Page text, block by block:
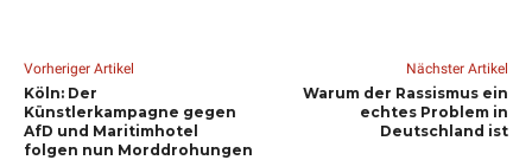
Vorheriger Artikel
Köln: Der
Künstlerkampagne gegen
AfD und Maritimhotel
folgen nun Morddrohungen
Nächster Artikel
Warum der Rassismus ein
echtes Problem in
Deutschland ist